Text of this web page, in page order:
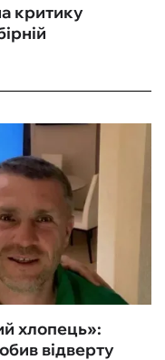
критику
хлопець»:
відверту